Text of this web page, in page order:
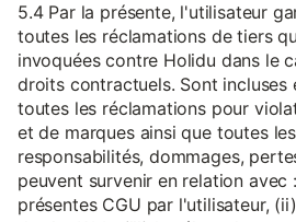
5.4 Par la présente, l'utilisateur
toutes les réclamations de tiers
invoquées contre Holidu dans le
droits contractuels. Sont incluses
toutes les réclamations pour
et de marques ainsi que toutes
responsabilités, dommages,
peuvent survenir en relation
présentes CGU par l'utilisateur,